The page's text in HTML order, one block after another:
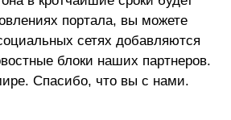
портала, вы можете
сетях добавляются
блоки наших партнеров.
Спасибо, что вы с нами.